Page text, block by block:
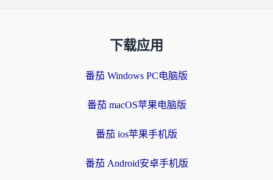
下载应用
番茄 Windows PC电脑版
番茄 macOS苹果电脑版
番茄 ios苹果手机版
番茄 Android安卓手机版